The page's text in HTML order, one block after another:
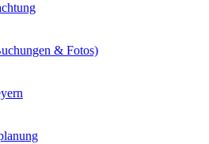
& Fotos)